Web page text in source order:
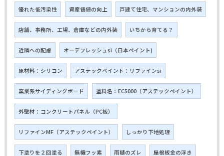
優れた低汚染性 資産価値の向上 戸建て住宅、マンションの内外装
店舗、事務所、工場、倉庫などの内外装 いちから育てる？
近隣への配慮 オーデフレッシュsi（日本ペイント)
原材料：シリコン アステックペイント：リファインsi
窯業系サイディングボード 塗料名：EC5000（アステックペイント）
外壁材：コンクリートパネル（PC板）
リファインMF（アステックペイント） しっかり下地処理
下塗りを２回塗る 無機フッ素 雨樋のズレ 屋根板金の浮き